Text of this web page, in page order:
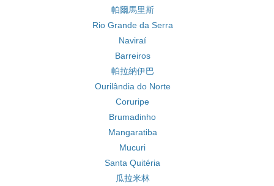
帕爾馬里斯
Rio Grande da Serra
Naviraí
Barreiros
帕拉納伊巴
Ourilândia do Norte
Coruripe
Brumadinho
Mangaratiba
Mucuri
Santa Quitéria
瓜拉米林